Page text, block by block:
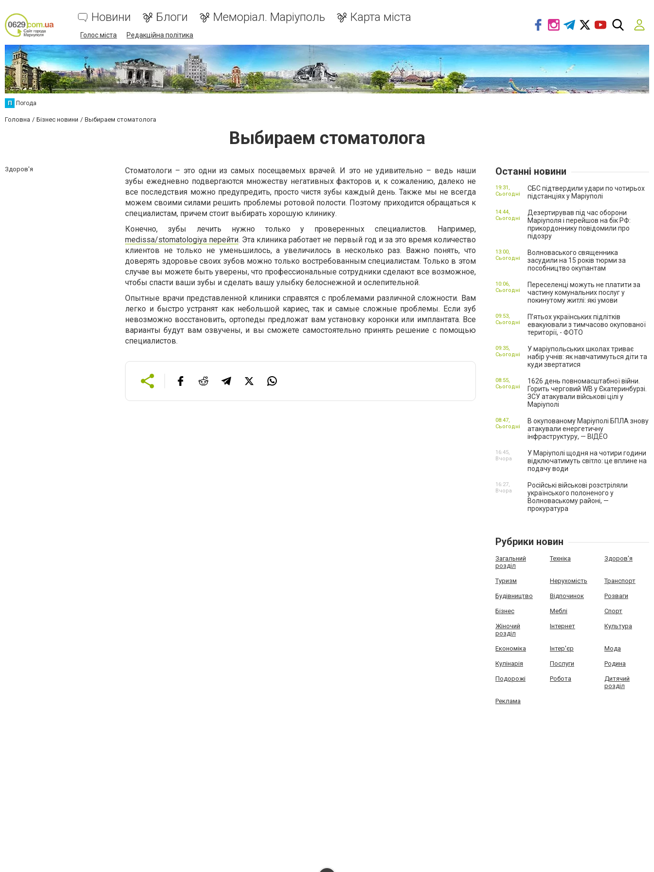
Новини Блоги Меморіал. Маріуполь Карта міста
Голос міста Редакційна політика
П Погода
Головна Бізнес новини Выбираем стоматолога
Выбираем стоматолога
Здоров'я
Стоматологи – это одни из самых посещаемых врачей. И это не удивительно – ведь наши
зубы ежедневно подвергаются множеству негативных факторов и, к сожалению, далеко не
все последствия можно предупредить, просто чистя зубы каждый день. Также мы не всегда
можем своими силами решить проблемы ротовой полости. Поэтому приходится обращаться к
специалистам, причем стоит выбирать хорошую клинику.
Конечно, зубы лечить нужно только у проверенных специалистов. Например,
medissa/stomatologiya перейти. Эта клиника работает не первый год и за это время количество
клиентов не только не уменьшилось, а увеличилось в несколько раз. Важно понять, что
доверять здоровье своих зубов можно только востребованным специалистам. Только в этом
случае вы можете быть уверены, что профессиональные сотрудники сделают все возможное,
чтобы спасти ваши зубы и сделать вашу улыбку белоснежной и ослепительной.
Опытные врачи представленной клиники справятся с проблемами различной сложности. Вам
легко и быстро устранят как небольшой кариес, так и самые сложные проблемы. Если зуб
невозможно восстановить, ортопеды предложат вам установку коронки или имплантата. Все
варианты будут вам озвучены, и вы сможете самостоятельно принять решение с помощью
специалистов.
Останні новини
СБС підтвердили удари по чотирьох
підстанціях у Маріуполі
19:31,
Сьогодні
Дезертирував під час оборони
Маріуполя і перейшов на бік РФ:
прикордоннику повідомили про
підозру
14:44,
Сьогодні
Волноваського священника
засудили на 15 років тюрми за
пособництво окупантам
13:00,
Сьогодні
Переселенці можуть не платити за
частину комунальних послуг у
покинутому житлі: які умови
10:06,
Сьогодні
П’ятьох українських підлітків
евакуювали з тимчасово окупованої
території, - ФОТО
09:53,
Сьогодні
У маріупольських школах триває
набір учнів: як навчатимуться діти та
куди звертатися
09:35,
Сьогодні
1626 день повномасштабної війни.
Горить черговий WB у Єкатеринбурзі.
ЗСУ атакували військові цілі у
Маріуполі
08:55,
Сьогодні
В окупованому Маріуполі БПЛА знову
атакували енергетичну
інфраструктуру, — ВІДЕО
08:47,
Сьогодні
У Маріуполі щодня на чотири години
відключатимуть світло: це вплине на
подачу води
16:45,
Вчора
Російські військові розстріляли
українського полоненого у
Волноваському районі, —
прокуратура
16:27,
Вчора
Рубрики новин
Загальний
розділ
Техніка Здоров'я
Туризм Нерухомість Транспорт
Будівництво Відпочинок Розваги
Бізнес Меблі Спорт
Жіночий
розділ
Інтернет Культура
Економіка Інтер'єр Мода
Кулінарія Послуги Родина
Подорожі Робота
Дитячий
розділ
Реклама